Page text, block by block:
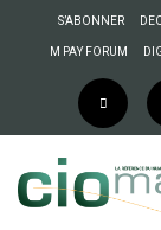
S’ABONNER
M PAY FORUM